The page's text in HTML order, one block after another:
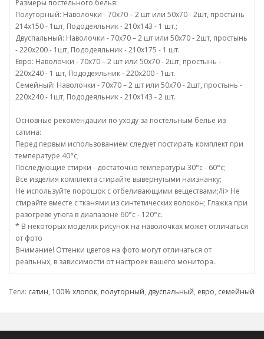
Размеры постельного белья:
Полуторный: Наволочки - 70х70 – 2 шт или 50х70 - 2шт, простынь
214х150 - 1шт, Пододеяльник - 210х143 - 1 шт.;
Двуспальный: Наволочки - 70х70 – 2 шт или 50х70 - 2шт, простынь
- 220х200 - 1шт, Пододеяльник - 210х175 - 1 шт.
Евро: Наволочки - 70х70 – 2 шт или 50х70 - 2шт, простынь -
220х240 - 1 шт, Пододеяльник - 220х200 - 1шт.
Семейный: Наволочки - 70х70 – 2 шт или 50х70 - 2шт, простынь -
220х240 - 1шт, Пододеяльник - 210х143 - 2 шт.
Основные рекомендации по уходу за постельным белье из
сатина:
Перед первым использованием следует постирать комплект при
температуре 40°c;
Последующие стирки - достаточно температуры 30°c - 60°c;
Все изделия комплекта стирайте вывернутыми наизнанку;
Не используйте порошок с отбеливающими веществами;/li> Не
стирайте вместе с тканями из синтетических волокон; Глажка при
разогреве утюга в диапазоне 60°c - 120°c.
* В некоторых моделях рисунок на наволочках может отличаться
от фото
Внимание! Оттенки цветов на фото могут отличаться от
реальных, в зависимости от настроек вашего монитора.
Теги: сатин, 100% хлопок, полуторный, двуспальный, евро, семейный